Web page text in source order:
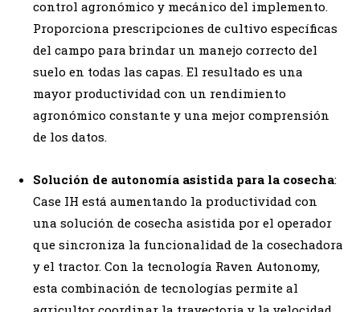
control agronómico y mecánico del implemento.
Proporciona prescripciones de cultivo específicas
del campo para brindar un manejo correcto del
suelo en todas las capas. El resultado es una
mayor productividad con un rendimiento
agronómico constante y una mejor comprensión
de los datos.
Solución de autonomía asistida para la cosecha:
Case IH está aumentando la productividad con
una solución de cosecha asistida por el operador
que sincroniza la funcionalidad de la cosechadora
y el tractor. Con la tecnología Raven Autonomy,
esta combinación de tecnologías permite al